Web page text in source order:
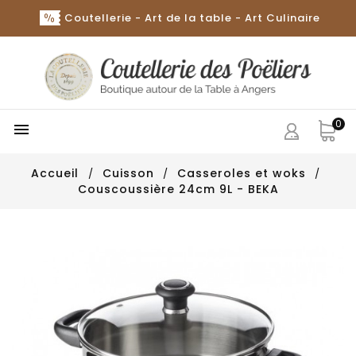
Coutellerie - Art de la table - Art Culinaire
 0
Accueil Cuisson
Casseroles et woks
Couscoussière 24cm 9L - BEKA